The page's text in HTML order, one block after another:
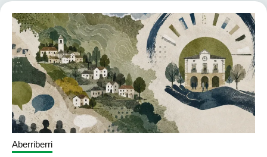
Aberriberri